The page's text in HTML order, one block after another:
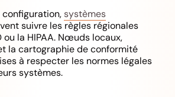
configuration, systèmes
suivre les règles régionales
ou la HIPAA. Nœuds locaux,
la cartographie de conformité
à respecter les normes légales
systèmes.